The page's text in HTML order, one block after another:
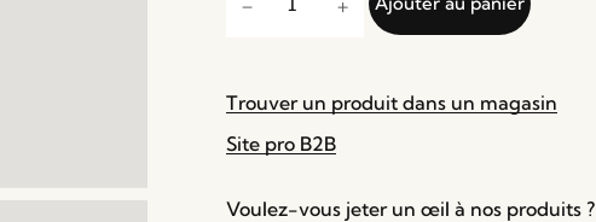
Trouver un produit dans un magasin
Site pro B2B
Voulez-vous jeter un œil à nos produits ?